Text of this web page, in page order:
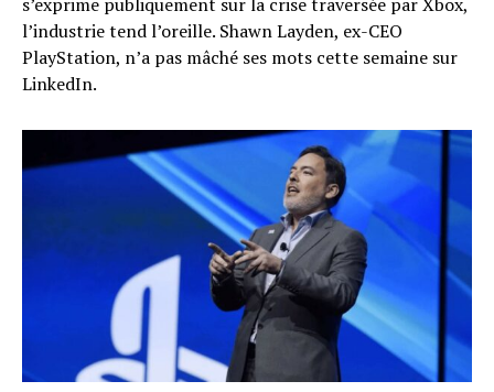
l’industrie tend l’oreille. Shawn Layden, ex-CEO
PlayStation, n’a pas mâché ses mots cette semaine sur
LinkedIn.